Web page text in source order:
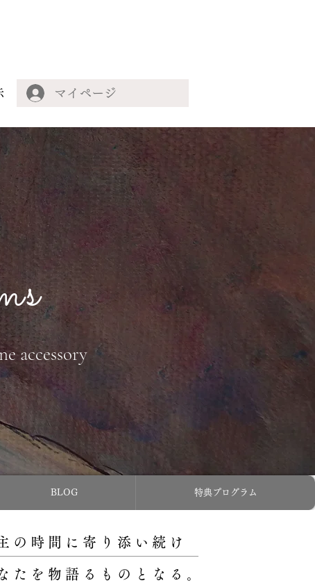
マイページ
accessory
BLOG 特典プログラム
の時間に寄り添い続け
たを物語るものとなる。